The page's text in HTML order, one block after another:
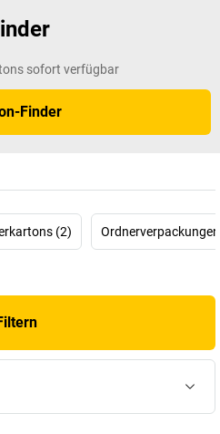
sich durch ihre hohe
platzsparende Stapelbarkeit
organisieren können. Die
ermöglichen eine
unsererArchivboxen
Ihrer wichtigen
sofort verfügbar
Finder
(2)